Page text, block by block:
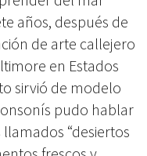
años, después de
de arte callejero
en Estados
sirvió de modelo
pudo hablar
“desiertos